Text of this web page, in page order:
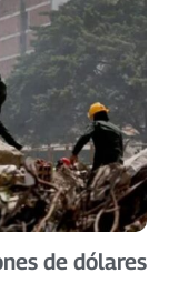
de dólares